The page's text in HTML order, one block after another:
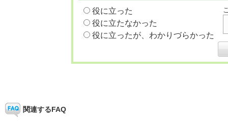
役に立った
役に立たなかった
役に立ったが、わかりづらかった
関連するFAQ